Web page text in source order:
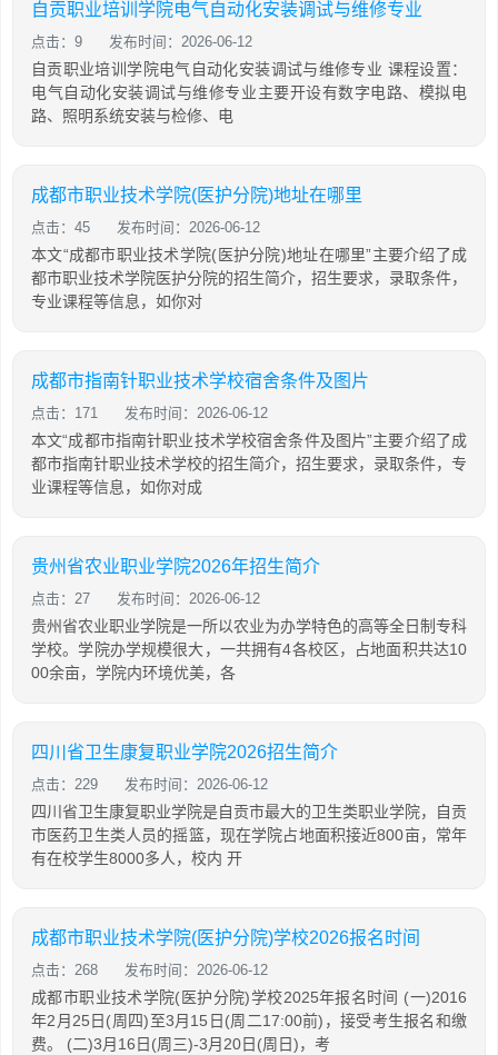
自贡职业培训学院电气自动化安装调试与维修专业
点击：9 发布时间：2026-06-12
自贡职业培训学院电气自动化安装调试与维修专业 课程设置：
电气自动化安装调试与维修专业主要开设有数字电路、模拟电
路、照明系统安装与检修、电
成都市职业技术学院(医护分院)地址在哪里
点击：45 发布时间：2026-06-12
本文“成都市职业技术学院(医护分院)地址在哪里”主要介绍了成
都市职业技术学院医护分院的招生简介，招生要求，录取条件，
专业课程等信息，如你对
成都市指南针职业技术学校宿舍条件及图片
点击：171 发布时间：2026-06-12
本文“成都市指南针职业技术学校宿舍条件及图片”主要介绍了成
都市指南针职业技术学校的招生简介，招生要求，录取条件，专
业课程等信息，如你对成
贵州省农业职业学院2026年招生简介
点击：27 发布时间：2026-06-12
贵州省农业职业学院是一所以农业为办学特色的高等全日制专科
学校。学院办学规模很大，一共拥有4各校区，占地面积共达10
00余亩，学院内环境优美，各
四川省卫生康复职业学院2026招生简介
点击：229 发布时间：2026-06-12
四川省卫生康复职业学院是自贡市最大的卫生类职业学院，自贡
市医药卫生类人员的摇篮，现在学院占地面积接近800亩，常年
有在校学生8000多人，校内 开
成都市职业技术学院(医护分院)学校2026报名时间
点击：268 发布时间：2026-06-12
成都市职业技术学院(医护分院)学校2025年报名时间 (一)2016
年2月25日(周四)至3月15日(周二17:00前)，接受考生报名和缴
费。 (二)3月16日(周三)-3月20日(周日)，考